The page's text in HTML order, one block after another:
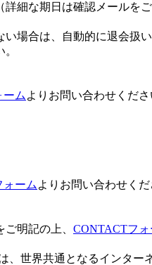
細な期日は確認メールをご
場合は、自動的に退会扱い
ームよりお問い合わせくださ
ォーム よりお問い合わせくだ
明記の上、 CONTACTフォ
世界共通となるインタ